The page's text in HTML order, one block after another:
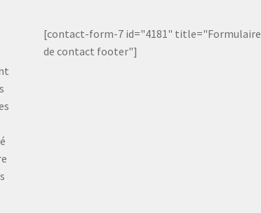
[contact-form-7 id="4181" title="Formulaire
de contact footer"]